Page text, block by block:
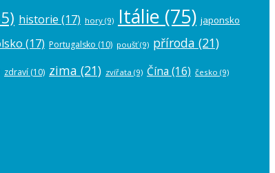
historie (17) hory (9) Itálie (75) japonsko
(17) Portugalsko (10) poušť(9) příroda (21)
zdraví (10) zima (21) zvířata (9) Čína (16) česko (9)